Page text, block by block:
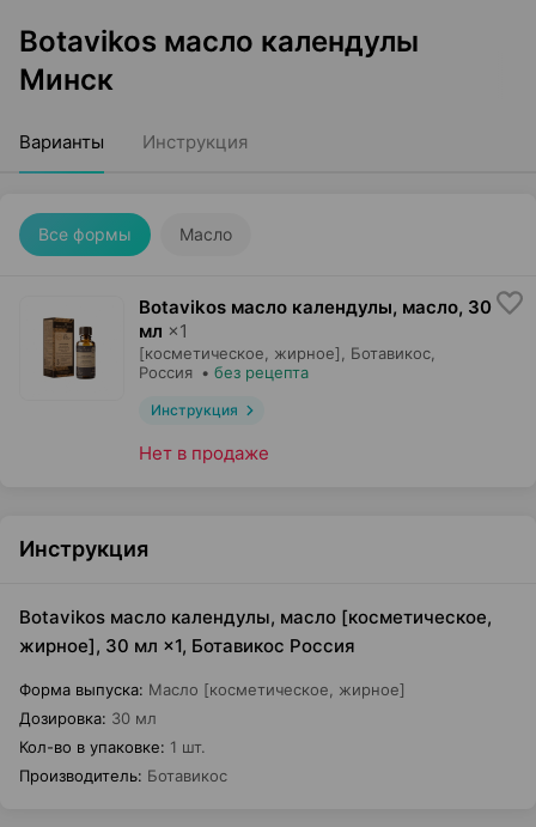
Botavikos масло календулы
Минск
Варианты Инструкция
Все формы Масло
Botavikos масло календулы, масло, 30
мл ×1
[косметическое, жирное], Ботавикос
Россия • без рецепта
Инструкция
Нет в продаже
Инструкция
Botavikos масло календулы, масло [косметическое,
жирное], 30 мл ×1, Ботавикос Россия
Форма выпуска: Масло [косметическое, жирное]
Дозировка: 30 мл
Кол-во в упаковке: 1 шт.
Производитель: Ботавикос